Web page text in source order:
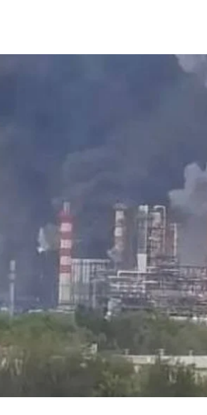
Пожар на Московском НПЗ
Фото
на нефтеперерабатывающий
установку CDU-6, а во время
обеспечивают 100% первичной
Reuters со ссылкой на
16 июня установка CDU-6
около 53% мощностей
вторую основную
введенная в
повреждена во время